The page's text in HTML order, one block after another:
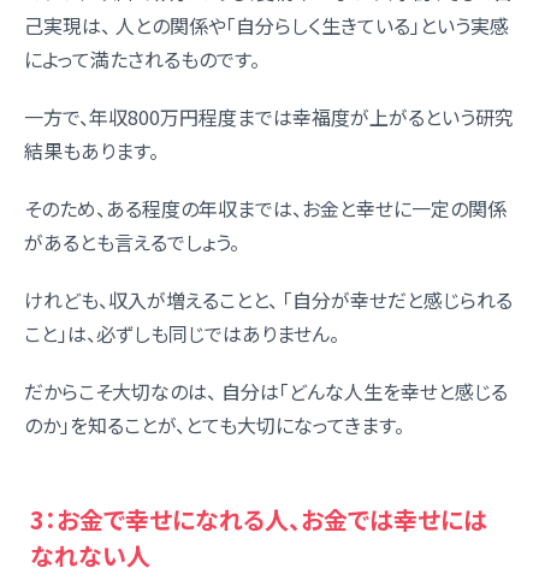
己実現は、 人との関係や「自分らしく生きている」という実感
によって満たされるものです。
一方で、年収800万円程度までは幸福度が上がるという研究
結果もあります。
そのため、ある程度の年収までは、お金と幸せに一定の関係
があるとも言えるでしょう。
けれども、収入が増えることと、 「自分が幸せだと感じられる
こと」は、必ずしも同じではありません。
だからこそ大切なのは、 自分は「どんな人生を幸せと感じる
のか」を知ることが、とても大切になってきます。
3：お金で幸せになれる人、お金では幸せには
なれない人